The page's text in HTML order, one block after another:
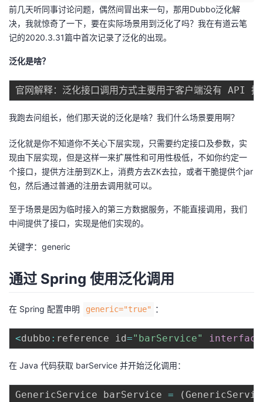
页
开
发
者
我
的
博
我
的
坛
我
圈
的
播
我
活
动
的
关
注
我
的
开
发
我
的
Programs
我
的
支
前几天听同事讨论问题，偶然间冒出来一句，那用Dubbo泛化解
决，我就惊奇了一下，要在实际场景用到泛化了吗？我在有道云笔
记的2020.3.31篇中首次记录了泛化的出现。
泛化是啥？
我跑去问组长，他们那天说的泛化是啥？我们什么场景要用啊？
泛化就是你不知道你不关心下层实现，只需要约定接口及参数，实
现由下层实现，但是这样一来扩展性和可用性极低，不如你约定一
个接口，提供方注册到ZK上，消费方去ZK去拉，或者干脆提供个jar
包，然后通过普通的注册去调用就可以。
至于场景是因为临时接入的第三方数据服务，不能直接调用，我们
中间提供了接口，实现是他们实现的。
关键字：generic
通过 Spring 使用泛化调用
在 Spring 配置申明 generic="true" ：
<dubbo : reference id="barService" interface
在 Java 代码获取 barService 并开始泛化调用：
GenericService barService = (